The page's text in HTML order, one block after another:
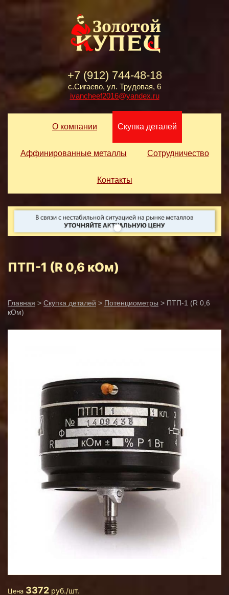
+7 (912) 744-48-18
с.Сигаево, ул. Трудовая, 6
ivancheef2016@yandex.ru
О компании Скупка деталей
Аффинированные металлы Сотрудничество
Контакты
ПТП-1 (R 0,6 кОм)
Главная > Скупка деталей > Потенциометры > ПТП-1 (R 0,6
кОм)
Цена 3372 руб./шт.